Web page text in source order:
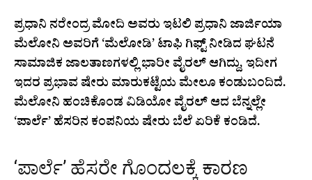
ಪ್ರಧಾನಿ ನರೇಂದ್ರ ಮೋದಿ ಅವರು ಇಟಲಿ ಪ್ರಧಾನಿ ಜಾರ್ಜಿಯಾ
ಮೆಲೋನಿ ಅವರಿಗೆ ‘ಮೆಲೋಡಿ’ ಟಾಫಿ ಗಿಫ್ಟ್ ನೀಡಿದ ಘಟನೆ
ಸಾಮಾಜಿಕ ಜಾಲತಾಣಗಳಲ್ಲಿ ಭಾರೀ ವೈರಲ್ ಆಗಿದ್ದು, ಇದೀಗ
ಇದರ ಪ್ರಭಾವ ಷೇರು ಮಾರುಕಟ್ಟೆಯ ಮೇಲೂ ಕಂಡುಬಂದಿದೆ.
ಮೆಲೋನಿ ಹಂಚಿಕೊಂಡ ವಿಡಿಯೋ ವೈರಲ್ ಆದ ಬೆನ್ನಲ್ಲೇ
‘ಪಾರ್ಲೆ’ ಹೆಸರಿನ ಕಂಪನಿಯ ಷೇರು ಬೆಲೆ ಏರಿಕೆ ಕಂಡಿದೆ.
‘ಪಾರ್ಲೆ’ ಹೆಸರೇ ಗೊಂದಲಕ್ಕೆ ಕಾರಣ